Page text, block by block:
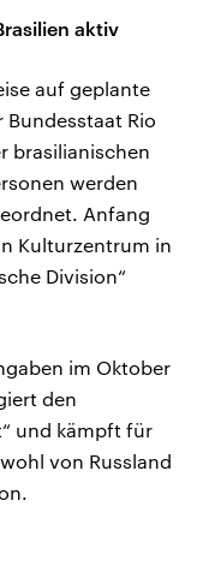
aktiv
auf geplante
Bundesstaat Rio
brasilianischen
werden
Anfang
Kulturzentrum in
Division“
im Oktober
den
und kämpft für
von Russland